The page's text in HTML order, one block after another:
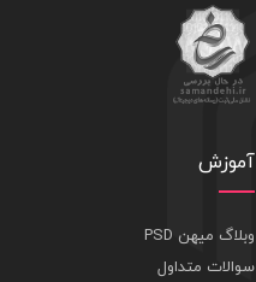
آموزش
وبلاگ میهن PSD
سوالات متداول